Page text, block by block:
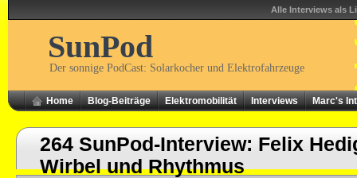
Alle Interviews als
SunPod
Der sonnige PodCast: Solarkocher und Elektrofahrzeuge
Home Blog-Beiträge Elektromobilität Interviews Marc's
264 SunPod-Interview: Felix
Wirbel und Rhythmus